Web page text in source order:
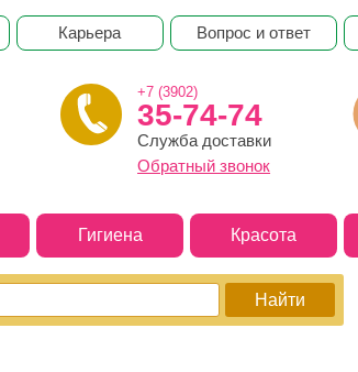
Карьера Вопрос и ответ
+7 (3902)
35-74-74
Служба доставки
Обратный звонок
Гигиена Красота